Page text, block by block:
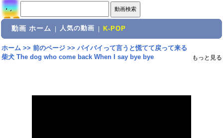
動画 ホーム 人気の動画 K-POP
ホーム>> 前のページ>> バイバイって言うと慌てて戻って来る
柴犬 The dog who come back When I say bye bye
もっと見る